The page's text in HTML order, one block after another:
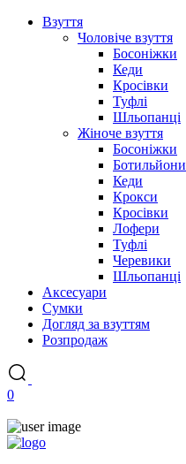
Взуття
Чоловіче взуття
Босоніжки
Кеди
Кросівки
Туфлі
Шльопанці
Жіноче взуття
Босоніжки
Ботильйони
Кеди
Крокси
Кросівки
Лофери
Туфлі
Черевики
Шльопанці
Аксесуари
Сумки
Догляд за взуттям
Розпродаж
0